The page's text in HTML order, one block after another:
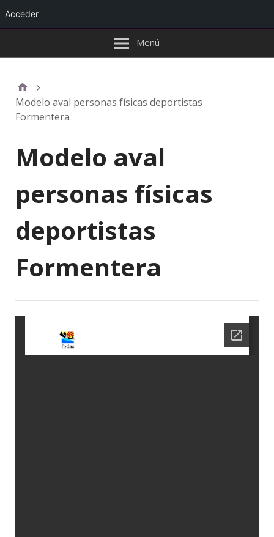
Menú
Modelo aval personas físicas deportistas
Formentera
Modelo aval
personas físicas
deportistas
Formentera
Acceder